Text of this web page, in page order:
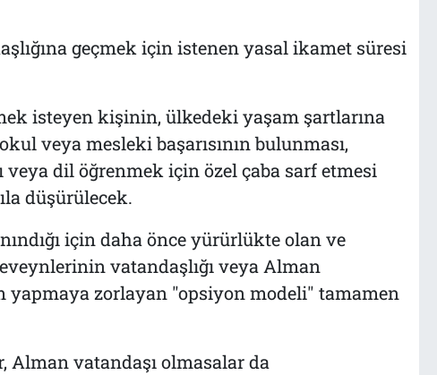
geçmek için istenen yasal ikamet süresi
isteyen kişinin, ülkedeki yaşam şartlarına
veya mesleki başarısının bulunması,
veya dil öğrenmek için özel çaba sarf etmesi
düşürülecek.
için daha önce yürürlükte olan ve
vatandaşlığı veya Alman
yapmaya zorlayan "opsiyon modeli" tamamen
Alman vatandaşı olmasalar da